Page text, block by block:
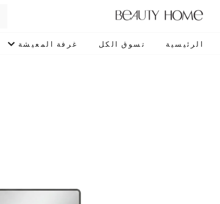
الرئيسية تسوق الكل غرفة المعيشة